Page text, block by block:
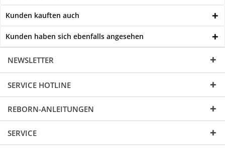
Kunden kauften auch
Kunden haben sich ebenfalls angesehen
NEWSLETTER
SERVICE HOTLINE
REBORN-ANLEITUNGEN
SERVICE